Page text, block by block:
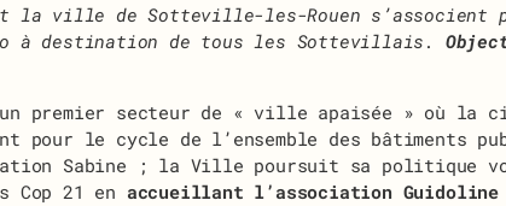
la ville de Sotteville-les-Rouen s’associent
à destination de tous les Sottevillais.
premier secteur de « ville apaisée » où la
pour le cycle de l’ensemble des bâtiments
Sabine ; la Ville poursuit sa politique
Cop 21 en accueillant l’association Guidoline